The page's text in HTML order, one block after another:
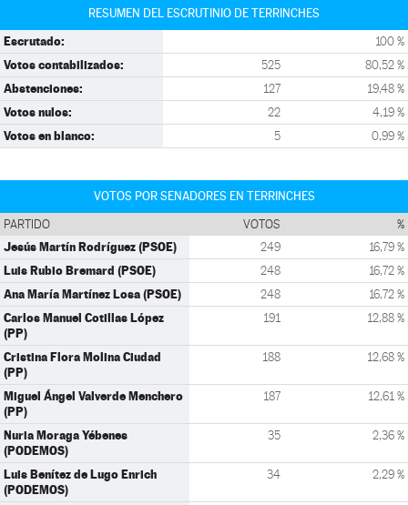
RESUMEN DEL ESCRUTINIO DE TERRINCHES
Escrutado: 100 %
Votos contabilizados: 525 80,52 %
Abstenciones: 127 19,48 %
Votos nulos: 22 4,19 %
Votos en blanco: 5 0,99 %
VOTOS POR SENADORES EN TERRINCHES
PARTIDO VOTOS %
Jesús Martín Rodríguez (PSOE) 249 16,79 %
Luis Rubio Bremard (PSOE) 248 16,72 %
Ana María Martínez Losa (PSOE) 248 16,72 %
Carlos Manuel Cotillas López
(PP)
191 12,88 %
Cristina Flora Molina Ciudad
(PP)
188 12,68 %
Miguel Ángel Valverde Menchero
(PP)
187 12,61 %
Nuria Moraga Yébenes
(PODEMOS)
35 2,36 %
Luis Benítez de Lugo Enrich
(PODEMOS)
34 2,29 %